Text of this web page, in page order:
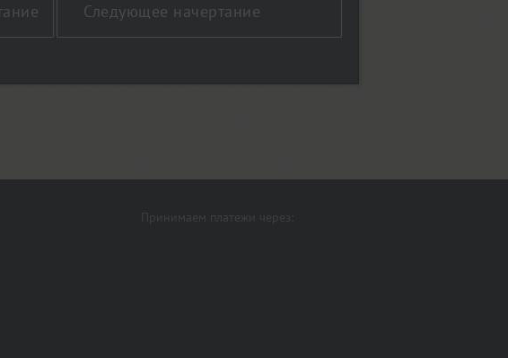
Следующее начертание
Принимаем платежи через: